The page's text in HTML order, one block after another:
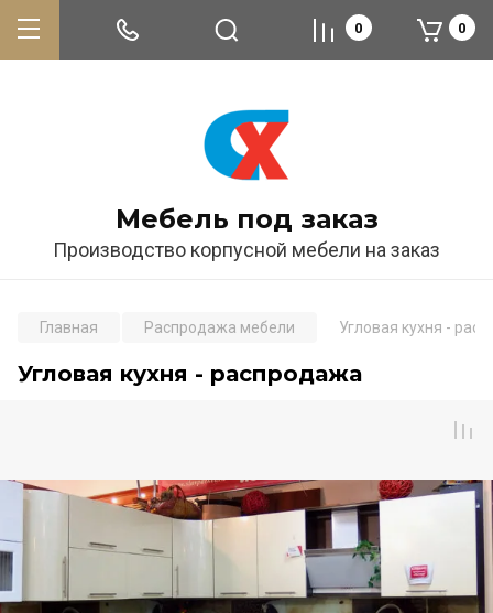
Мебель под заказ
Производство корпусной мебели на заказ
0 0
Главная Распродажа мебели Угловая кухня -
Угловая кухня - распродажа